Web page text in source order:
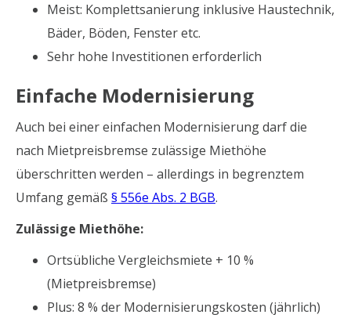
Meist: Komplettsanierung inklusive Haustechnik,
Bäder, Böden, Fenster etc.
Sehr hohe Investitionen erforderlich
Einfache Modernisierung
Auch bei einer einfachen Modernisierung darf die
nach Mietpreisbremse zulässige Miethöhe
überschritten werden – allerdings in begrenztem
Umfang gemäß § 556e Abs. 2 BGB.
Zulässige Miethöhe:
Ortsübliche Vergleichsmiete + 10 %
(Mietpreisbremse)
Plus: 8 % der Modernisierungskosten (jährlich)